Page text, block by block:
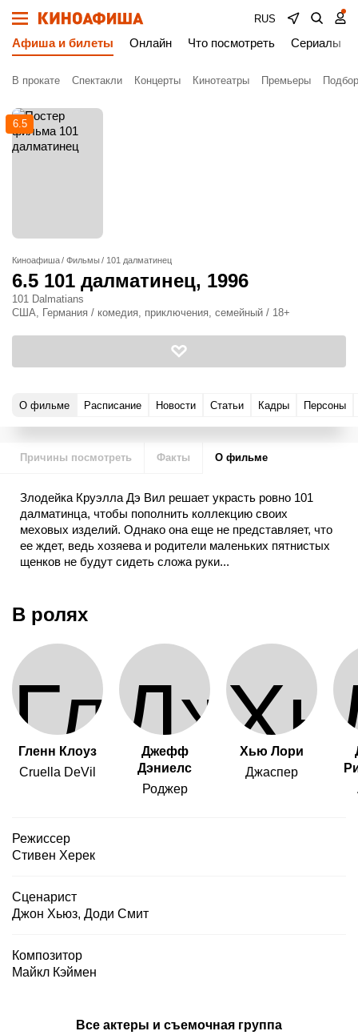
RUS
Афиша и билеты Онлайн Что посмотреть Сериалы
В прокате Спектакли Концерты Кинотеатры Премьеры
6.5
Киноафиша Фильмы 101 далматинец
6.5 101 далматинец, 1996
101 Dalmatians
США, Германия / комедия, приключения, семейный / 18+
О фильме Расписание Новости Статьи Кадры Персоны
Причины посмотреть Факты О фильме
Злодейка Круэлла Дэ Вил решает украсть ровно 101
далматинца, чтобы пополнить коллекцию своих
меховых изделий. Однако она еще не представляет, что
ее ждет, ведь хозяева и родители маленьких пятнистых
щенков не будут сидеть сложа руки...
В ролях
Гленн Клоуз
Cruella DeVil
Джефф
Дэниелс
Роджер
Хью Лори
Джаспер
Режиссер
Стивен Херек
Сценарист
Джон Хьюз, Доди Смит
Композитор
Майкл Кэймен
Все актеры и съемочная группа